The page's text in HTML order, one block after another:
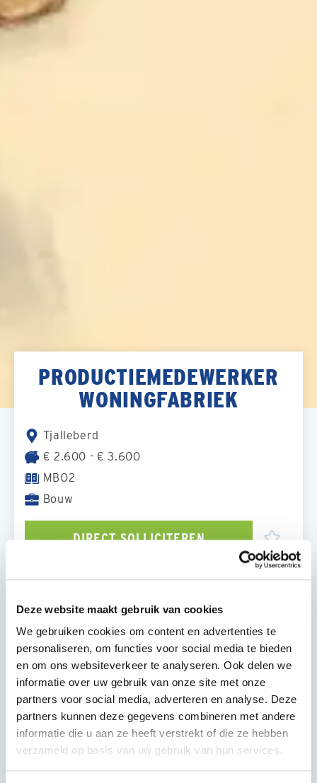
Deze website maakt gebruik van cookies
We gebruiken cookies om content en advertenties te
personaliseren, om functies voor social media te bieden
en om ons websiteverkeer te analyseren. Ook delen we
informatie over uw gebruik van onze site met onze
partners voor social media, adverteren en analyse. Deze
partners kunnen deze gegevens combineren met andere
informatie die u aan ze heeft verstrekt of die ze hebben
verzameld op basis van uw gebruik van hun services.
PRODUCTIEMEDEWERKER
WONINGFABRIEK
Tjalleberd
€ 2.600 - € 3.600
MBO2
Bouw
DIRECT SOLLICITEREN
OVER DE FUNCTIE
Functieomschrijving
Ben jij een aanpakker die graag met zijn handen
werkt? Wil je bijdragen aan de productie van
hoogwaardige en duurzame woningen? Dan is deze
functie alsProductiemedewerkerin Heerenveen
iets voor jou!
In een moderne productieomgeving werk je samen
met collega's aan verschillende onderdelen van het
bouwproces. Je draagt bij aan het vervaardigen